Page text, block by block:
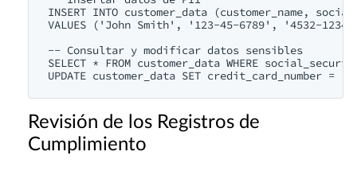
INSERT INTO customer_data (customer_name,
VALUES ('John Smith', '123-45-6789', '4532-
-- Consultar y modificar datos sensibles
SELECT * FROM customer_data WHERE
Revisión de los Registros de
Cumplimiento